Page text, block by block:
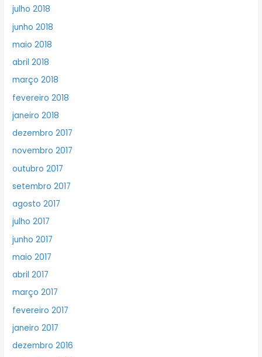
julho 2018
junho 2018
maio 2018
abril 2018
março 2018
fevereiro 2018
janeiro 2018
dezembro 2017
novembro 2017
outubro 2017
setembro 2017
agosto 2017
julho 2017
junho 2017
maio 2017
abril 2017
março 2017
fevereiro 2017
janeiro 2017
dezembro 2016